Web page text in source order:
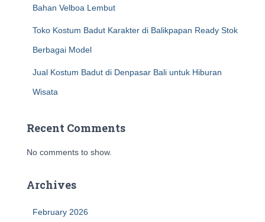
Bahan Velboa Lembut
Toko Kostum Badut Karakter di Balikpapan Ready Stok
Berbagai Model
Jual Kostum Badut di Denpasar Bali untuk Hiburan
Wisata
Recent Comments
No comments to show.
Archives
February 2026